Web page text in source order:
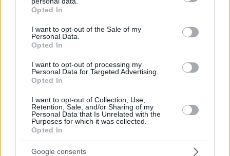
grant or deny consent to Google and its third-party tags to
use your data for below specified purposes in below Google
consent section.
Opted In
I want to opt-out of the Sale of my
Personal Data.
Opted In
I want to opt-out of processing my
Personal Data for Targeted Advertising.
Opted In
I want to opt-out of Collection, Use,
Retention, Sale, and/or Sharing of my
Personal Data that Is Unrelated with the
Purposes for which it was collected.
Opted In
Google consents
ΡΟΗ ΕΙΔΗΣΕΩΝ
πλούτος, πέφτει η αποταμίευση και «φουσκώνει» ο
δανεισμός
πριν 6 λεπτά
με σορτς σε εκδήλωση μνήμης για Ισαάκ και Σολωμού
πριν 9 λεπτά